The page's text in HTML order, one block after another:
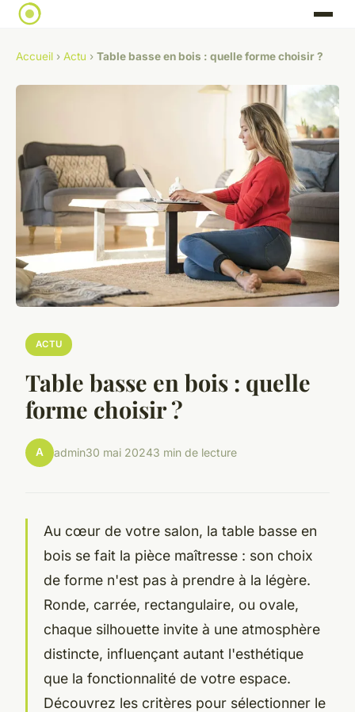
Accueil › Actu › Table basse en bois : quelle forme choisir ?
ACTU
Table basse en bois : quelle
forme choisir ?
A admin30 mai 20243 min de lecture
Au cœur de votre salon, la table basse en
bois se fait la pièce maîtresse : son choix
de forme n'est pas à prendre à la légère.
Ronde, carrée, rectangulaire, ou ovale,
chaque silhouette invite à une atmosphère
distincte, influençant autant l'esthétique
que la fonctionnalité de votre espace.
Découvrez les critères pour sélectionner le